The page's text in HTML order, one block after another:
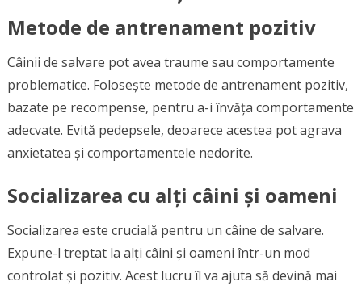
Metode de antrenament pozitiv
Câinii de salvare pot avea traume sau comportamente
problematice. Folosește metode de antrenament pozitiv,
bazate pe recompense, pentru a-i învăța comportamente
adecvate. Evită pedepsele, deoarece acestea pot agrava
anxietatea și comportamentele nedorite.
Socializarea cu alți câini și oameni
Socializarea este crucială pentru un câine de salvare.
Expune-l treptat la alți câini și oameni într-un mod
controlat și pozitiv. Acest lucru îl va ajuta să devină mai